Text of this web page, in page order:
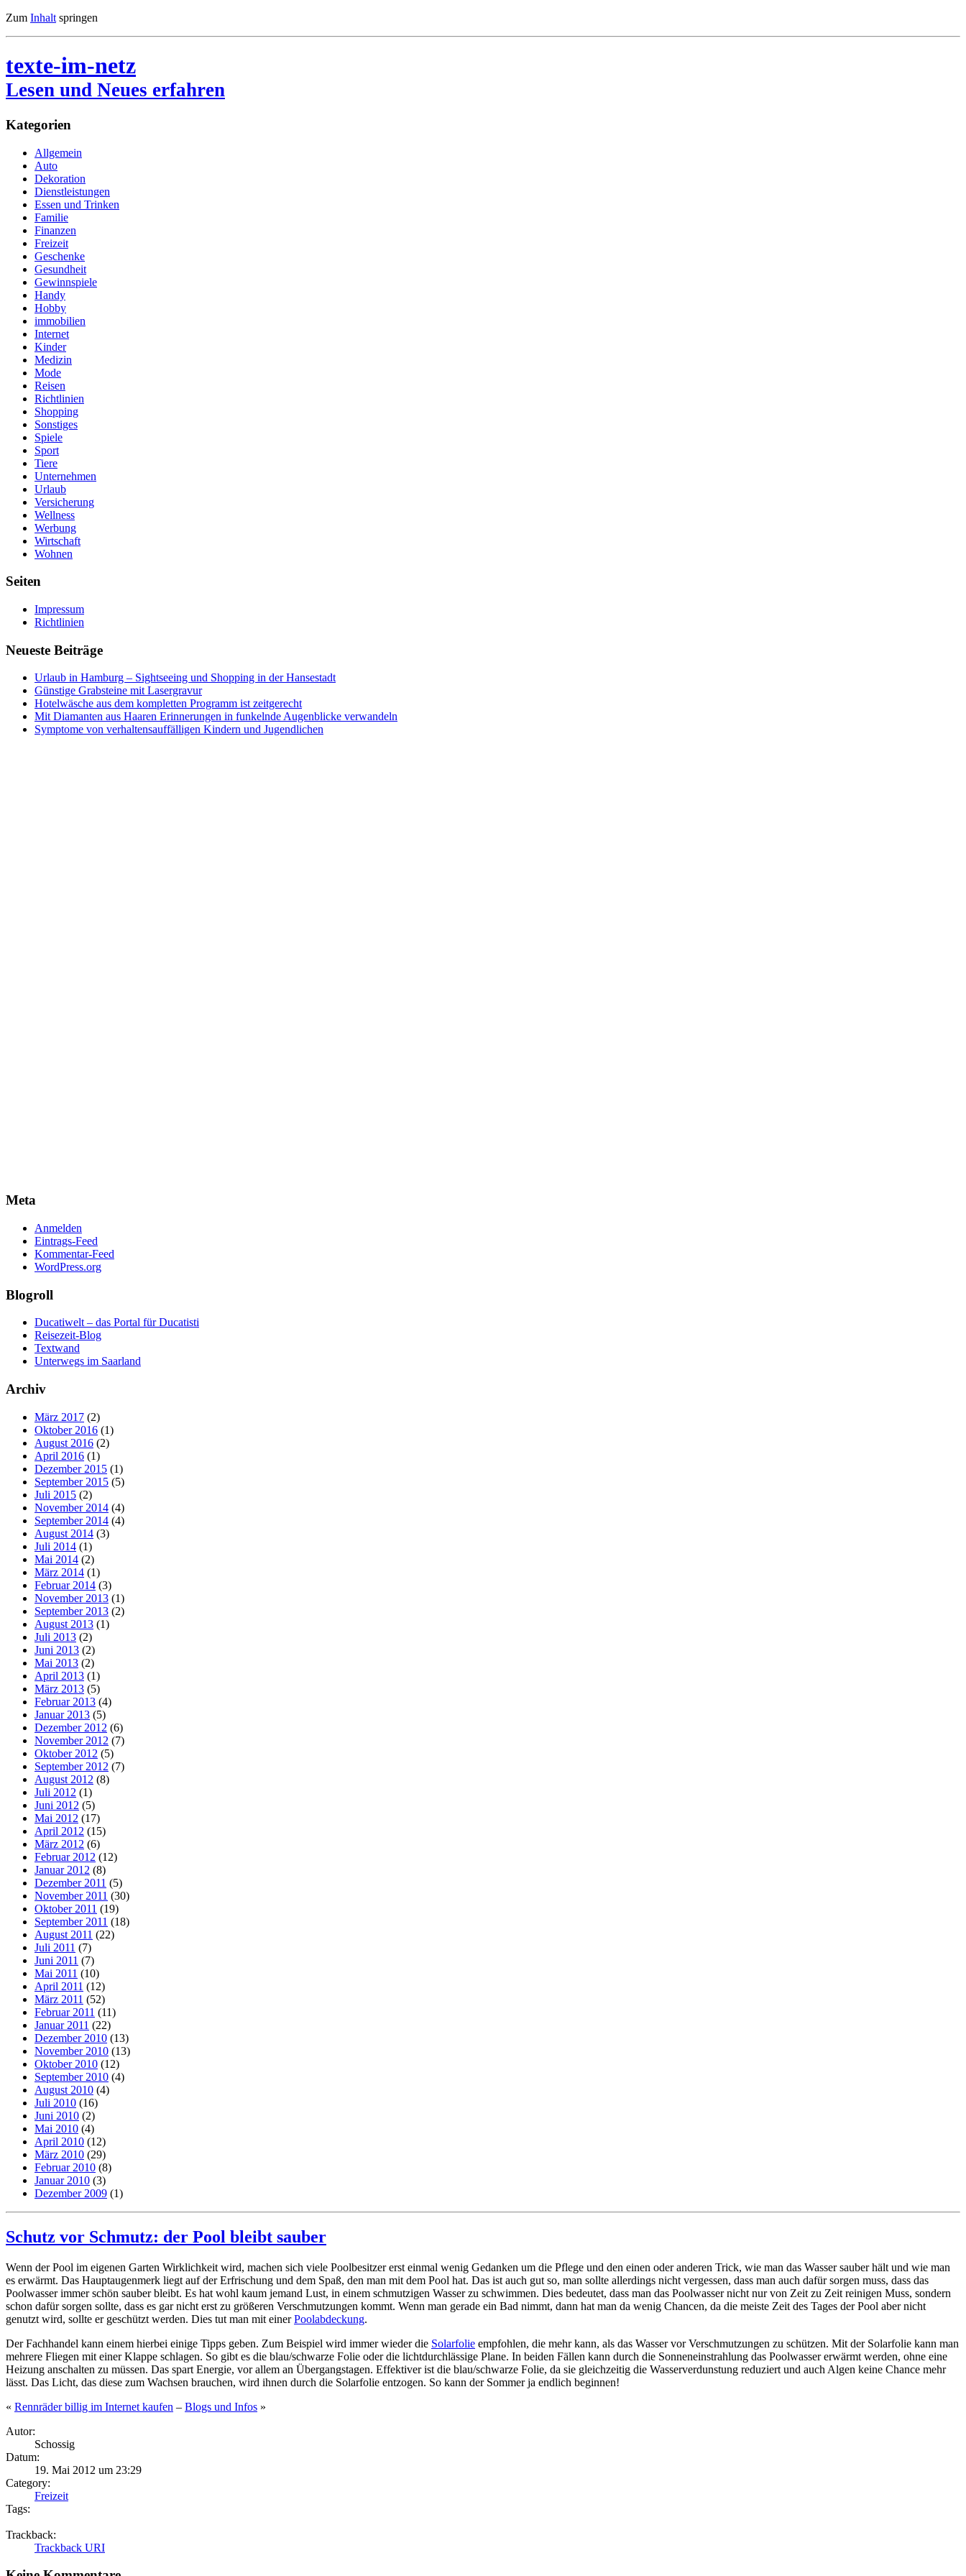
Zum Inhalt springen
texte-im-netz
Lesen und Neues erfahren
Kategorien
Allgemein
Auto
Dekoration
Dienstleistungen
Essen und Trinken
Familie
Finanzen
Freizeit
Geschenke
Gesundheit
Gewinnspiele
Handy
Hobby
immobilien
Internet
Kinder
Medizin
Mode
Reisen
Richtlinien
Shopping
Sonstiges
Spiele
Sport
Tiere
Unternehmen
Urlaub
Versicherung
Wellness
Werbung
Wirtschaft
Wohnen
Seiten
Impressum
Richtlinien
Neueste Beiträge
Urlaub in Hamburg – Sightseeing und Shopping in der Hansestadt
Günstige Grabsteine mit Lasergravur
Hotelwäsche aus dem kompletten Programm ist zeitgerecht
Mit Diamanten aus Haaren Erinnerungen in funkelnde Augenblicke verwandeln
Symptome von verhaltensauffälligen Kindern und Jugendlichen
Meta
Anmelden
Eintrags-Feed
Kommentar-Feed
WordPress.org
Blogroll
Ducatiwelt – das Portal für Ducatisti
Reisezeit-Blog
Textwand
Unterwegs im Saarland
Archiv
März 2017 (2)
Oktober 2016 (1)
August 2016 (2)
April 2016 (1)
Dezember 2015 (1)
September 2015 (5)
Juli 2015 (2)
November 2014 (4)
September 2014 (4)
August 2014 (3)
Juli 2014 (1)
Mai 2014 (2)
März 2014 (1)
Februar 2014 (3)
November 2013 (1)
September 2013 (2)
August 2013 (1)
Juli 2013 (2)
Juni 2013 (2)
Mai 2013 (2)
April 2013 (1)
März 2013 (5)
Februar 2013 (4)
Januar 2013 (5)
Dezember 2012 (6)
November 2012 (7)
Oktober 2012 (5)
September 2012 (7)
August 2012 (8)
Juli 2012 (1)
Juni 2012 (5)
Mai 2012 (17)
April 2012 (15)
März 2012 (6)
Februar 2012 (12)
Januar 2012 (8)
Dezember 2011 (5)
November 2011 (30)
Oktober 2011 (19)
September 2011 (18)
August 2011 (22)
Juli 2011 (7)
Juni 2011 (7)
Mai 2011 (10)
April 2011 (12)
März 2011 (52)
Februar 2011 (11)
Januar 2011 (22)
Dezember 2010 (13)
November 2010 (13)
Oktober 2010 (12)
September 2010 (4)
August 2010 (4)
Juli 2010 (16)
Juni 2010 (2)
Mai 2010 (4)
April 2010 (12)
März 2010 (29)
Februar 2010 (8)
Januar 2010 (3)
Dezember 2009 (1)
Schutz vor Schmutz: der Pool bleibt sauber
Wenn der Pool im eigenen Garten Wirklichkeit wird, machen sich viele Poolbesitzer erst einmal wenig Gedanken um die Pflege und den einen oder anderen Trick, wie man das Wasser sauber hält und wie man
es erwärmt. Das Hauptaugenmerk liegt auf der Erfrischung und dem Spaß, den man mit dem Pool hat. Das ist auch gut so, man sollte allerdings nicht vergessen, dass man auch dafür sorgen muss, dass das
Poolwasser immer schön sauber bleibt. Es hat wohl kaum jemand Lust, in einem schmutzigen Wasser zu schwimmen. Dies bedeutet, dass man das Poolwasser nicht nur von Zeit zu Zeit reinigen Muss, sondern
schon dafür sorgen sollte, dass es gar nicht erst zu größeren Verschmutzungen kommt. Wenn man gerade ein Bad nimmt, dann hat man da wenig Chancen, da die meiste Zeit des Tages der Pool aber nicht
genutzt wird, sollte er geschützt werden. Dies tut man mit einerPoolabdeckung.
Der Fachhandel kann einem hierbei einige Tipps geben. Zum Beispiel wird immer wieder die Solarfolie empfohlen, die mehr kann, als das Wasser vor Verschmutzungen zu schützen. Mit der Solarfolie kann man
mehrere Fliegen mit einer Klappe schlagen. So gibt es die blau/schwarze Folie oder die lichtdurchlässige Plane. In beiden Fällen kann durch die Sonneneinstrahlung das Poolwasser erwärmt werden, ohne eine
Heizung anschalten zu müssen. Das spart Energie, vor allem an Übergangstagen. Effektiver ist die blau/schwarze Folie, da sie gleichzeitig die Wasserverdunstung reduziert und auch Algen keine Chance mehr
lässt. Das Licht, das diese zum Wachsen brauchen, wird ihnen durch die Solarfolie entzogen. So kann der Sommer ja endlich beginnen!
« Rennräder billig im Internet kaufen – Blogs und Infos »
Autor:
Schossig
Datum:
19. Mai 2012 um 23:29
Category:
Freizeit
Tags:
Trackback:
Trackback URI